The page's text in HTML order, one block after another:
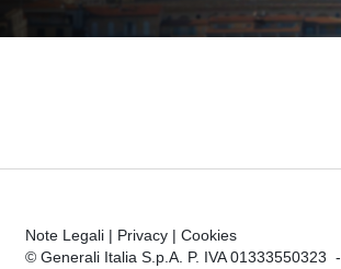
Note Legali | Privacy | Cookies
© Generali Italia S.p.A. P. IVA 01333550323 -